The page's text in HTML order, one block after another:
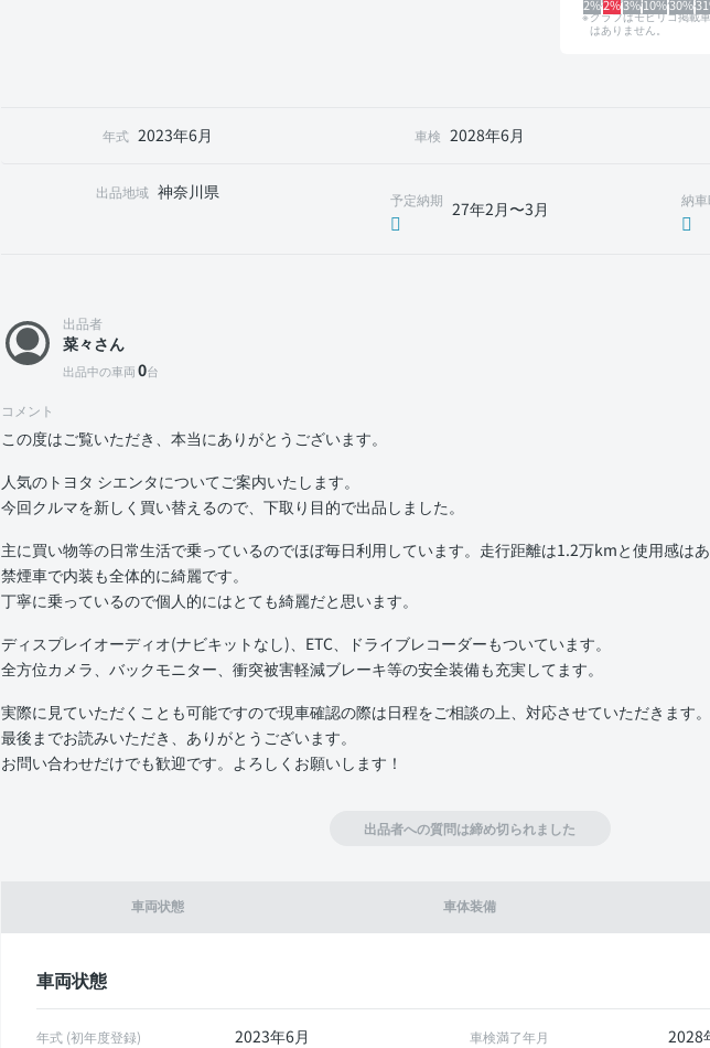
2%2%3%10%30%
グラフはモビリコ掲載
はありません。
年式 2023年6月 車検 2028年6月
出品地域 神奈川県 予定納期 27年2月〜3月 納
車両状態 車体装備
車両状態
年式 (初年度登録) 2023年6月 車検満了年月 2028
出品者
菜々さん
出品中の車両0台
コメント
この度はご覧いただき、本当にありがとうございます。
人気のトヨタ シエンタについてご案内いたします。
今回クルマを新しく買い替えるので、下取り目的で出品しました。
主に買い物等の日常生活で乗っているのでほぼ毎日利用しています。走行距離は1.2万kmと使用感はあ
禁煙車で内装も全体的に綺麗です。
丁寧に乗っているので個人的にはとても綺麗だと思います。
ディスプレイオーディオ(ナビキットなし)、ETC、ドライブレコーダーもついています。
全方位カメラ、バックモニター、衝突被害軽減ブレーキ等の安全装備も充実してます。
実際に見ていただくことも可能ですので現車確認の際は日程をご相談の上、対応させていただきます。
最後までお読みいただき、ありがとうございます。
お問い合わせだけでも歓迎です。よろしくお願いします！
出品者への質問は締め切られました